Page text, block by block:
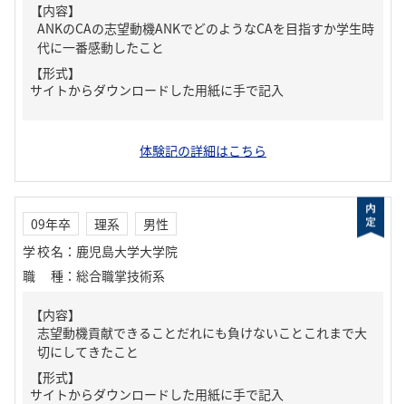
【内容】
ANKのCAの志望動機ANKでどのようなCAを目指すか学生時
代に一番感動したこと
【形式】
サイトからダウンロードした用紙に手で記入
体験記の詳細はこちら
09年卒 理系
男性
学校名 ： 鹿児島大学大学院
職種 ： 総合職掌技術系
【内容】
志望動機貢献できることだれにも負けないことこれまで大
切にしてきたこと
【形式】
サイトからダウンロードした用紙に手で記入